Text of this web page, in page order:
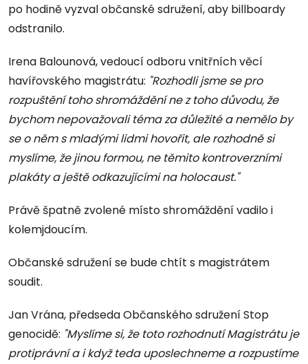
po hodině vyzval občanské sdružení, aby billboardy
odstranilo.
Irena Balounová, vedoucí odboru vnitřních věcí
havířovského magistrátu: "Rozhodli jsme se pro
rozpuštění toho shromáždění ne z toho důvodu, že
bychom nepovažovali téma za důležité a nemělo by
se o něm s mladými lidmi hovořit, ale rozhodně si
myslíme, že jinou formou, ne těmito kontroverzními
plakáty a ještě odkazujícími na holocaust."
Právě špatně zvolené místo shromáždění vadilo i
kolemjdoucím.
Občanské sdružení se bude chtít s magistrátem
soudit.
Jan Vrána, předseda Občanského sdružení Stop
genocidě: "Myslíme si, že toto rozhodnutí Magistrátu je
protiprávní a i když teda uposlechneme a rozpustíme